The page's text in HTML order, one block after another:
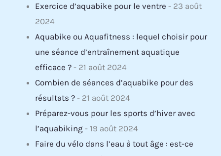
Exercice d’aquabike pour le ventre - 23 août
2024
Aquabike ou Aquafitness : lequel choisir pour
une séance d’entraînement aquatique
efficace ? - 21 août 2024
Combien de séances d’aquabike pour des
résultats ? - 21 août 2024
Préparez-vous pour les sports d’hiver avec
l’aquabiking - 19 août 2024
Faire du vélo dans l’eau à tout âge : est-ce